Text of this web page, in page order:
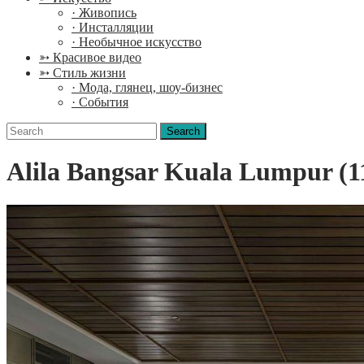
· Живопись
· Инсталляции
· Необычное искусство
➳ Красивое видео
➳ Стиль жизни
· Мода, глянец, шоу-бизнес
· События
Search
for:
Alila Bangsar Kuala Lumpur